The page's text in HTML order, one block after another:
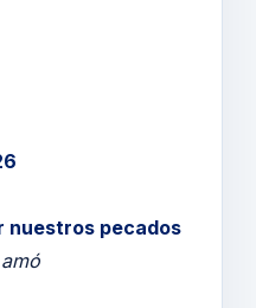
nuestros pecados